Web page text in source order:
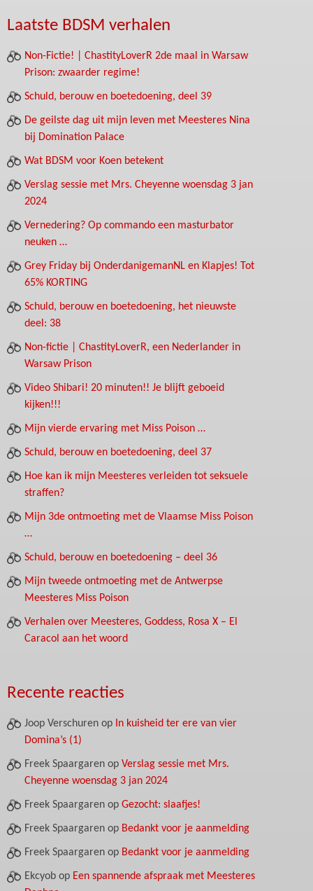
Laatste BDSM verhalen
Non-Fictie! | ChastityLoverR 2de maal in Warsaw
Prison: zwaarder regime!
Schuld, berouw en boetedoening, deel 39
De geilste dag uit mijn leven met Meesteres Nina
bij Domination Palace
Wat BDSM voor Koen betekent
Verslag sessie met Mrs. Cheyenne woensdag 3 jan
2024
Vernedering? Op commando een masturbator
neuken …
Grey Friday bij OnderdanigemanNL en Klapjes! Tot
65% KORTING
Schuld, berouw en boetedoening, het nieuwste
deel: 38
Non-fictie | ChastityLoverR, een Nederlander in
Warsaw Prison
Video Shibari! 20 minuten!! Je blijft geboeid
kijken!!!
Mijn vierde ervaring met Miss Poison …
Schuld, berouw en boetedoening, deel 37
Hoe kan ik mijn Meesteres verleiden tot seksuele
straffen?
Mijn 3de ontmoeting met de Vlaamse Miss Poison
…
Schuld, berouw en boetedoening – deel 36
Mijn tweede ontmoeting met de Antwerpse
Meesteres Miss Poison
Verhalen over Meesteres, Goddess, Rosa X – El
Caracol aan het woord
Recente reacties
Joop Verschuren op In kuisheid ter ere van vier
Domina’s (1)
Freek Spaargaren op Verslag sessie met Mrs.
Cheyenne woensdag 3 jan 2024
Freek Spaargaren op Gezocht: slaafjes!
Freek Spaargaren op Bedankt voor je aanmelding
Freek Spaargaren op Bedankt voor je aanmelding
Ekcyob op Een spannende afspraak met Meesteres